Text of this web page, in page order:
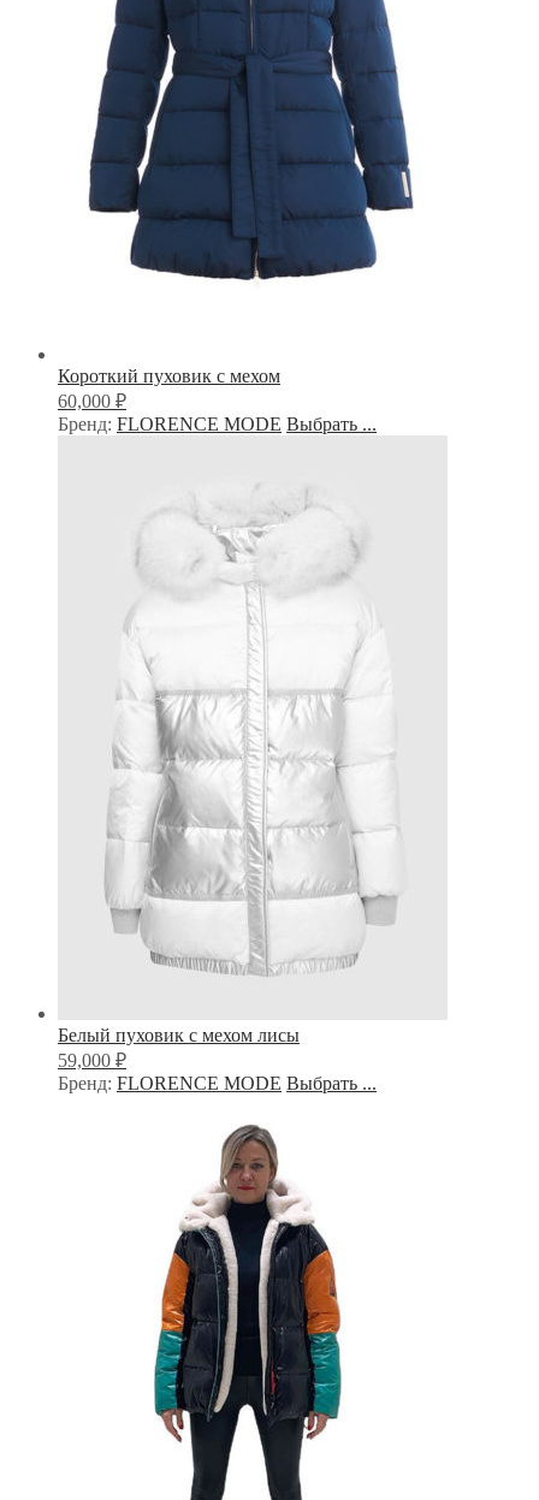
Короткий пуховик с мехом
60,000 ₽
Бренд: FLORENCE MODE Выбрать ...
Белый пуховик с мехом лисы
59,000 ₽
Бренд: FLORENCE MODE Выбрать ...